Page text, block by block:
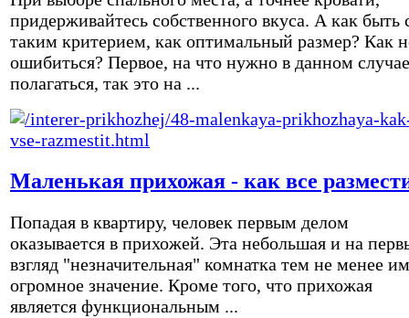
придерживайтесь собственного вкуса. А как быть
таким критерием, как оптимальный размер? Как
ошибиться? Первое, на что нужно в данном случае
полагаться, так это на ...
Маленькая прихожая - как все
Попадая в квартиру, человек первым делом
оказывается в прихожей. Эта небольшая и на
взгляд "незначительная" комнатка тем не менее
огромное значение. Кроме того, что прихожая
является функциональным ...